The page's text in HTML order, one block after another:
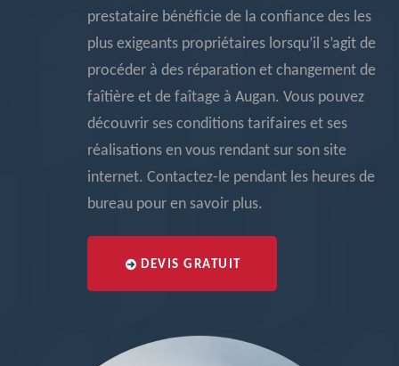
prestataire bénéficie de la confiance des les
plus exigeants propriétaires lorsqu’il s’agit de
procéder à des réparation et changement de
faîtière et de faîtage à Augan. Vous pouvez
découvrir ses conditions tarifaires et ses
réalisations en vous rendant sur son site
internet. Contactez-le pendant les heures de
bureau pour en savoir plus.
DEVIS GRATUIT